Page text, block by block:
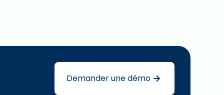
Demander une démo